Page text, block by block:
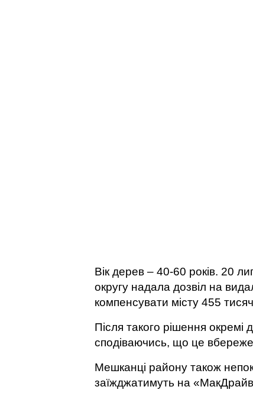
Вік дерев – 40-60 років. 20
округу надала дозвіл на
компенсувати місту 455
Після такого рішення
сподіваючись, що це
Мешканці району також
заїжджатимуть на